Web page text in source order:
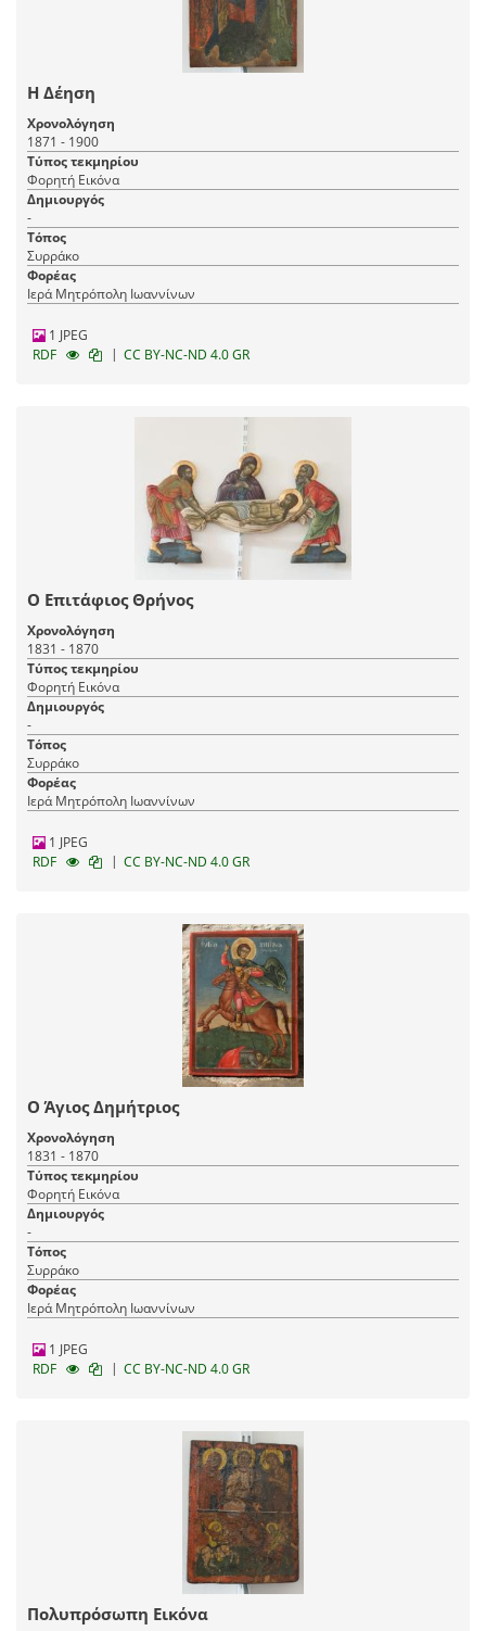
Η Δέηση
Χρονολόγηση
1871 - 1900
Τύπος τεκμηρίου
Φορητή Εικόνα
Δημιουργός
-
Τόπος
Συρράκο
Φορέας
Ιερά Μητρόπολη Ιωαννίνων
1 JPEG
RDF
| CC BY-NC-ND 4.0 GR
Ο Επιτάφιος Θρήνος
Χρονολόγηση
1831 - 1870
Τύπος τεκμηρίου
Φορητή Εικόνα
Δημιουργός
-
Τόπος
Συρράκο
Φορέας
Ιερά Μητρόπολη Ιωαννίνων
1 JPEG
RDF
| CC BY-NC-ND 4.0 GR
Ο Άγιος Δημήτριος
Χρονολόγηση
1831 - 1870
Τύπος τεκμηρίου
Φορητή Εικόνα
Δημιουργός
-
Τόπος
Συρράκο
Φορέας
Ιερά Μητρόπολη Ιωαννίνων
1 JPEG
RDF
| CC BY-NC-ND 4.0 GR
Πολυπρόσωπη Εικόνα